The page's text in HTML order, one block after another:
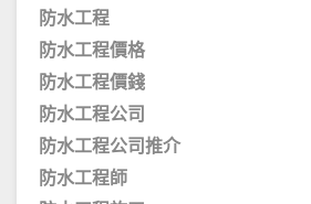
防水工程
防水工程價格
防水工程價錢
防水工程公司
防水工程公司推介
防水工程師